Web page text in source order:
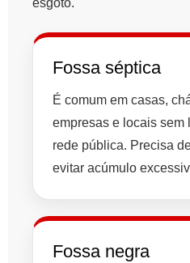
esgoto.
Fossa séptica
É comum em casas,
empresas e locais sem
rede pública. Precisa
evitar acúmulo
Fossa negra